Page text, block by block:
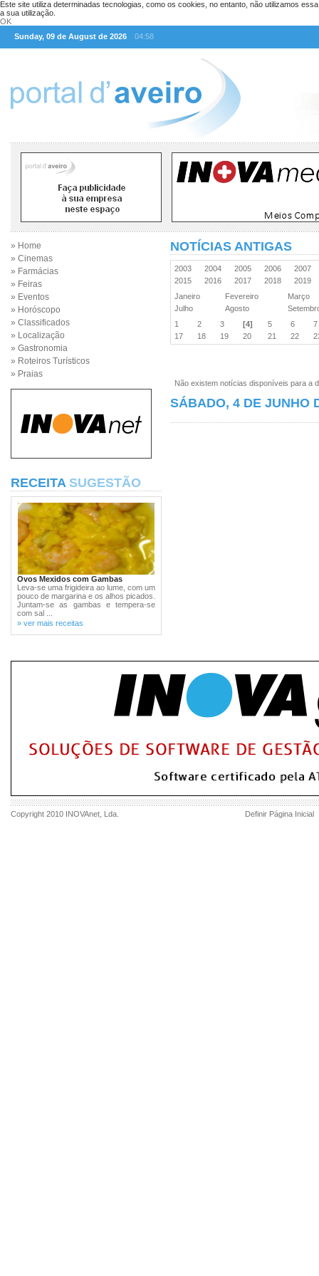
Este site utiliza determinadas tecnologias, como os cookies, no entanto, não utilizamos
a sua utilização.
OK
Sunday, 09 de August de 2026
04:58
» Home
» Cinemas
» Farmácias
» Feiras
» Eventos
» Horóscopo
» Classificados
» Localização
» Gastronomia
» Roteiros Turísticos
» Praias
RECEITA SUGESTÃO
Ovos Mexidos com Gambas
Leva-se uma frigideira ao lume, com um
pouco de margarina e os alhos picados.
Juntam-se as gambas e tempera-se
com sal ...
» ver mais receitas
NOTÍCIAS ANTIGAS
2003 2004 2005 2006
2007
2015
2016 2017 2018
2019
Janeiro
Fevereiro
Março
Julho
Agosto
1
2 3 [4] 5 6
17
18 19 20 21 22
Não existem notícias disponíveis para a
SÁBADO, 4 DE JUNHO
Copyright 2010 INOVAnet , Lda. Definir Página Inicial